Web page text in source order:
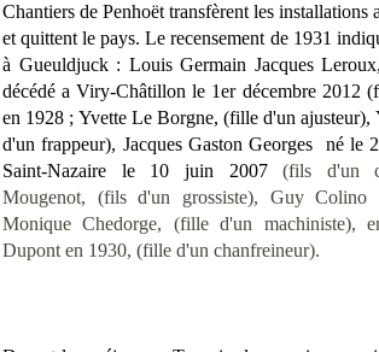
Chantiers de Penhoët transfèrent les installations
et quittent le pays. Le recensement de 1931
à Gueuldjuck : Louis Germain Jacques
décédé a Viry-Châtillon le 1er décembre 2012
en 1928 ; Yvette Le Borgne, (fille d'un
d'un frappeur), Jacques Gaston Georges né le
Saint-Nazaire le 10 juin 2007(fils d'un
Mougenot, (fils d'un grossiste), Guy Colino
Monique Chedorge, (fille d'un machiniste),
Dupont en 1930, (fille d'un chanfreineur).